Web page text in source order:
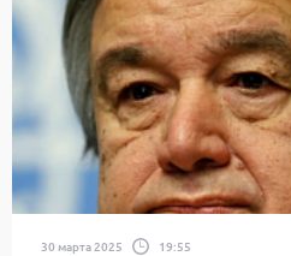
30 марта 2025 19:55